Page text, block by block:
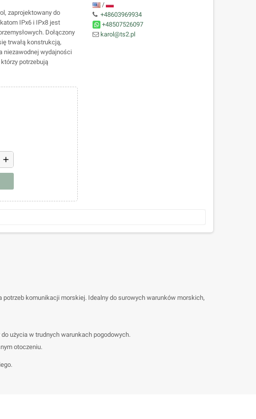
zaprojektowany do
IPx6 i IPx8 jest
Dołączony
trwałą konstrukcją,
niezawodnej wydajności
potrzebują
add
/
+48603969934
+48507526097
karol@ts2.pl
potrzeb komunikacji morskiej. Idealny do surowych warunków morskich,
użycia w trudnych warunkach pogodowych.
otoczeniu.